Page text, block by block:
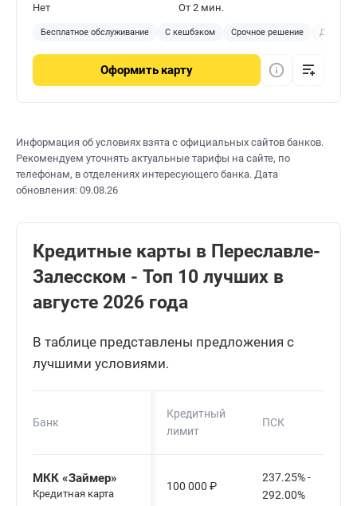
Нет
От 2 мин.
Бесплатное обслуживание С кешбэком Срочное решение
Оформить карту
Информация об условиях взята с официальных сайтов банков.
Рекомендуем уточнять актуальные тарифы на сайте, по
телефонам, в отделениях интересующего банка. Дата
обновления: 09.08.26
Кредитные карты в Переславле-
Залесском - Топ 10 лучших в
августе 2026 года
В таблице представлены предложения с
лучшими условиями.
Банк
Кредитный
лимит
ПСК
МКК «Займер»
Кредитная карта
100 000 ₽
237.25% -
292.00%